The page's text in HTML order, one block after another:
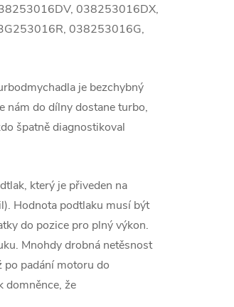
038253016DX,
038253016G,
je bezchybný
nám do dílny dostane turbo,
špatně diagnostikoval
který je přiveden na
Hodnota podtlaku musí být
do pozice pro plný výkon.
Mnohdy drobná netěsnost
po padání motoru do
domněnce, že